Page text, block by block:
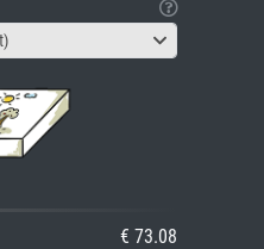
€ 73.08